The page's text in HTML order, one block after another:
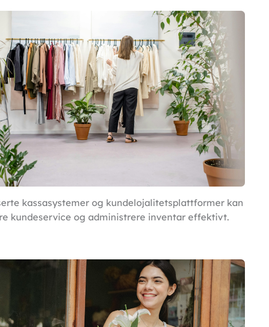
kassasystemer og kundelojalitetsplattformer kan
kundeservice og administrere inventar effektivt.